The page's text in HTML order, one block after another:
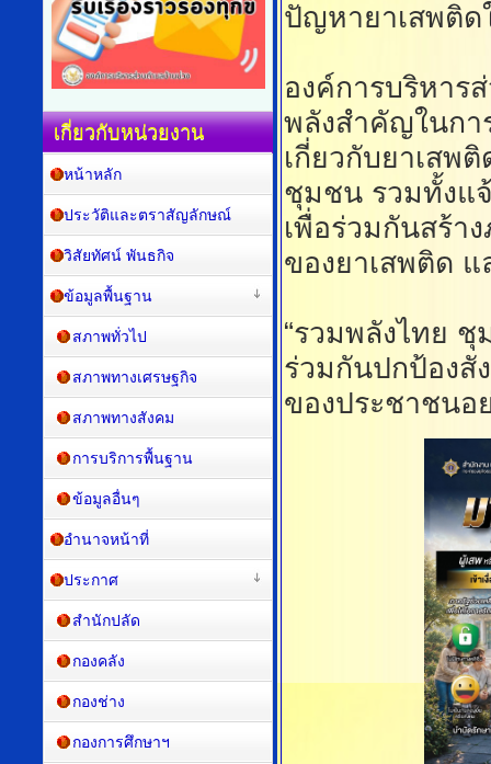
ปัญหายาเสพติด
องค์การบริหาร
พลังสำคัญในกา
เกี่ยวกับยาเสพ
ชุมชน รวมทั้งแ
เพื่อร่วมกันสร้า
ของยาเสพติด
“รวมพลังไทย
ร่วมกันปกป้อง
ของประชาชนอ
เกี่ยวกับหน่วยงาน
หน้าหลัก
ประวัติและตราสัญลักษณ์
วิสัยทัศน์ พันธกิจ
ข้อมูลพื้นฐาน
สภาพทั่วไป
สภาพทางเศรษฐกิจ
สภาพทางสังคม
การบริการพื้นฐาน
ข้อมูลอื่นๆ
อำนาจหน้าที่
ประกาศ
สำนักปลัด
กองคลัง
กองช่าง
กองการศึกษาฯ